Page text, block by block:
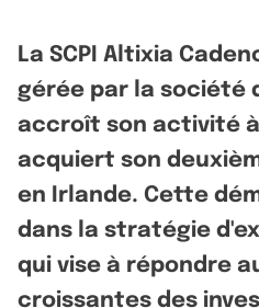
La SCPI Altixia
gérée par la société
accroît son activité
acquiert son
en Irlande. Cette
dans la stratégie
qui vise à répondre
croissantes des